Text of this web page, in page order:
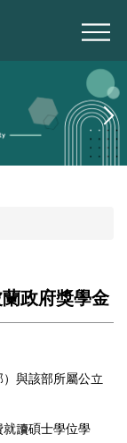
政府獎學金
與該部所屬公立
讀碩士學位學